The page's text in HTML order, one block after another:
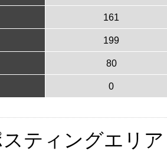
161
199
80
0
スティングエリア